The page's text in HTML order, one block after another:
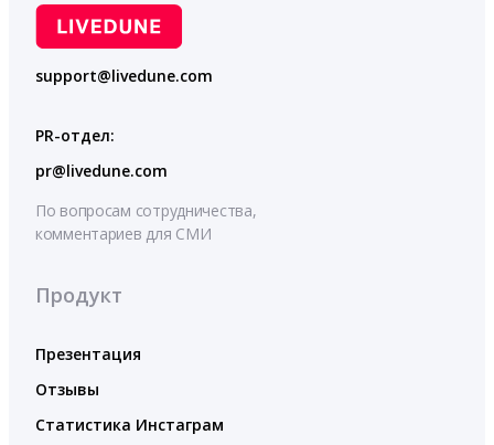
support@livedune.com
PR-отдел:
pr@livedune.com
По вопросам сотрудничества,
комментариев для СМИ
Продукт
Презентация
Отзывы
Статистика Инстаграм